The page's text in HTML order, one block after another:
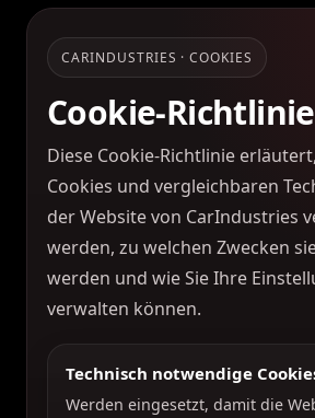
CARINDUSTRIES · COOKIES
Cookie-Richtlinie
Diese Cookie-Richtlinie
Cookies und vergleichbaren
der Website von CarIndustries
werden, zu welchen Zwecken
werden und wie Sie Ihre
verwalten können.
Technisch notwendige
Werden eingesetzt, damit die